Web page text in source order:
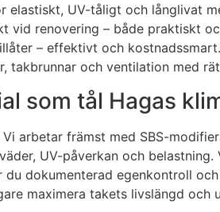
elastiskt, UV-tåligt och långlivat
vid renovering – både praktiskt
– effektivt och kostnadssmart.
takbrunnar och ventilation med
som tål Hagas
arbetar främst med SBS-
UV-påverkan och
dokumenterad egenkontroll
maximera takets livslängd och